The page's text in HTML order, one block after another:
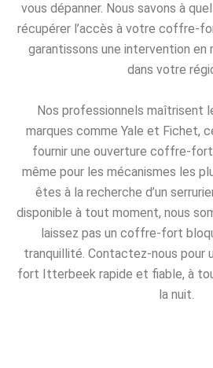
vous dépanner. Nous savons à
récupérer l’accès à votre coffre-
garantissons une intervention en
dans votre
Nos professionnels maîtrisent
marques comme Yale et Fichet,
fournir une ouverture coffre-
même pour les mécanismes les
êtes à la recherche d’un
disponible à tout moment, nous
laissez pas un coffre-fort
tranquillité. Contactez-nous pour
fort Itterbeek rapide et fiable, à
la nuit.